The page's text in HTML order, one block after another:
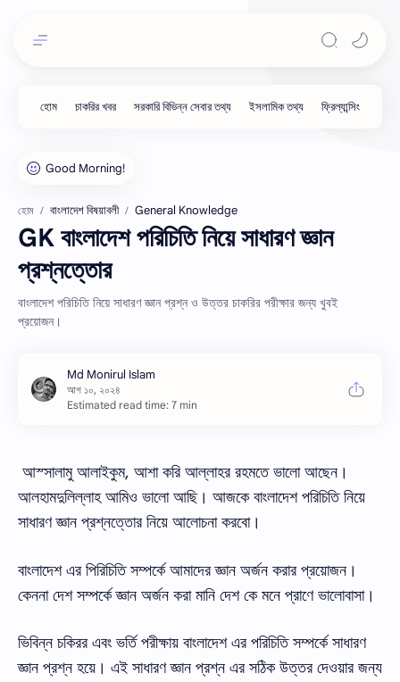
হোম বাংলাদেশ বিষয়াবলী General Knowledge
GK বাংলাদেশ পরিচিতি নিয়ে সাধারণ জ্ঞান
প্রশ্নত্তোর
বাংলাদেশ পরিচিতি নিয়ে সাধারণ জ্ঞান প্রশ্ন ও উত্তর চাকরির পরীক্ষার জন্য খুবই
প্রয়োজন।
Estimated read time: 7 min
আস্সালামু আলাইকুম, আশা করি আল্লাহর রহমতে ভালো আছেন।
আলহামদুলিল্লাহ আমিও ভালো আছি। আজকে বাংলাদেশ পরিচিতি নিয়ে
সাধারণ জ্ঞান প্রশ্নত্তোর নিয়ে আলোচনা করবো।
বাংলাদেশ এর পিরিচিতি সম্পর্কে আমাদের জ্ঞান অর্জন করার প্রয়োজন।
কেননা দেশ সম্পর্কে জ্ঞান অর্জন করা মানি দেশ কে মনে প্রাণে ভালোবাসা।
ভিবিন্ন চকিরর এবং ভর্তি পরীক্ষায় বাংলাদেশ এর পরিচিতি সম্পর্কে সাধারণ
জ্ঞান প্রশ্ন হয়ে। এই সাধারণ জ্ঞান প্রশ্ন এর সঠিক উত্তর দেওয়ার জন্য